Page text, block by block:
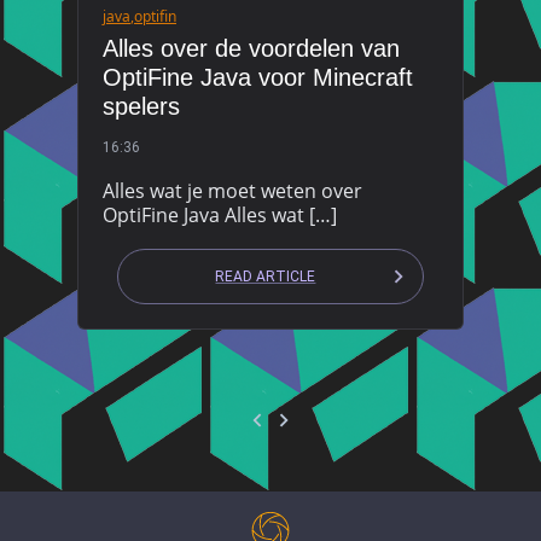
java,optifin
Alles over de voordelen van
OptiFine Java voor Minecraft
spelers
16:36
Alles wat je moet weten over
OptiFine Java Alles wat […]
READ ARTICLE